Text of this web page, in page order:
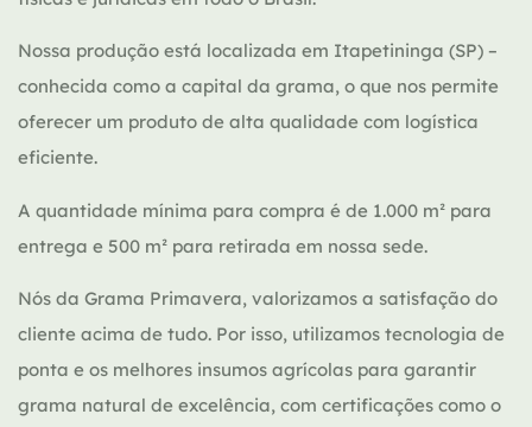
Nossa produção está localizada em Itapetininga (SP) –
conhecida como a capital da grama, o que nos permite
oferecer um produto de alta qualidade com logística
eficiente.
A quantidade mínima para compra é de 1.000 m² para
entrega e 500 m² para retirada em nossa sede.
Nós da Grama Primavera, valorizamos a satisfação do
cliente acima de tudo. Por isso, utilizamos tecnologia de
ponta e os melhores insumos agrícolas para garantir
grama natural de excelência, com certificações como o